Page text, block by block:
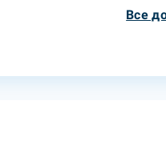
Все